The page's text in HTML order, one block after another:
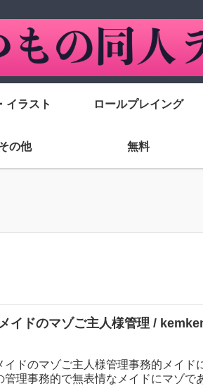
イラスト ロールプレイング
の他 無料
イドのマゾご主人様管理 /
イドのマゾご主人様管理事務的メイド
管理事務的で無表情なメイドにマゾで